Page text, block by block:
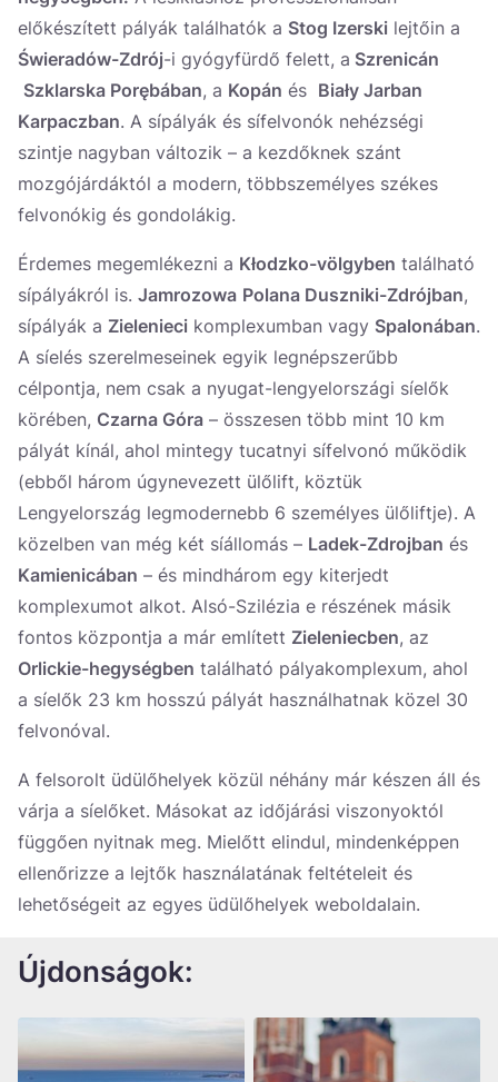
előkészített pályák találhatók a Stog Izerski lejtőin a
Świeradów-Zdrój-i gyógyfürdő felett, a Szrenicán
Szklarska Porębában, a Kopán és Biały Jarban
Karpaczban. A sípályák és sífelvonók nehézségi
szintje nagyban változik – a kezdőknek szánt
mozgójárdáktól a modern, többszemélyes székes
felvonókig és gondolákig.
Érdemes megemlékezni a Kłodzko-völgyben található
sípályákról is. Jamrozowa Polana Duszniki-Zdrójban,
sípályák a Zielenieci komplexumban vagy Spalonában.
A síelés szerelmeseinek egyik legnépszerűbb
célpontja, nem csak a nyugat-lengyelországi síelők
körében, Czarna Góra – összesen több mint 10 km
pályát kínál, ahol mintegy tucatnyi sífelvonó működik
(ebből három úgynevezett ülőlift, köztük
Lengyelország legmodernebb 6 személyes ülőliftje). A
közelben van még két síállomás – Ladek-Zdrojban és
Kamienicában – és mindhárom egy kiterjedt
komplexumot alkot. Alsó-Szilézia e részének másik
fontos központja a már említett Zieleniecben, az
Orlickie-hegységben található pályakomplexum, ahol
a síelők 23 km hosszú pályát használhatnak közel 30
felvonóval.
A felsorolt üdülőhelyek közül néhány már készen áll és
várja a síelőket. Másokat az időjárási viszonyoktól
függően nyitnak meg. Mielőtt elindul, mindenképpen
ellenőrizze a lejtők használatának feltételeit és
lehetőségeit az egyes üdülőhelyek weboldalain.
Újdonságok: